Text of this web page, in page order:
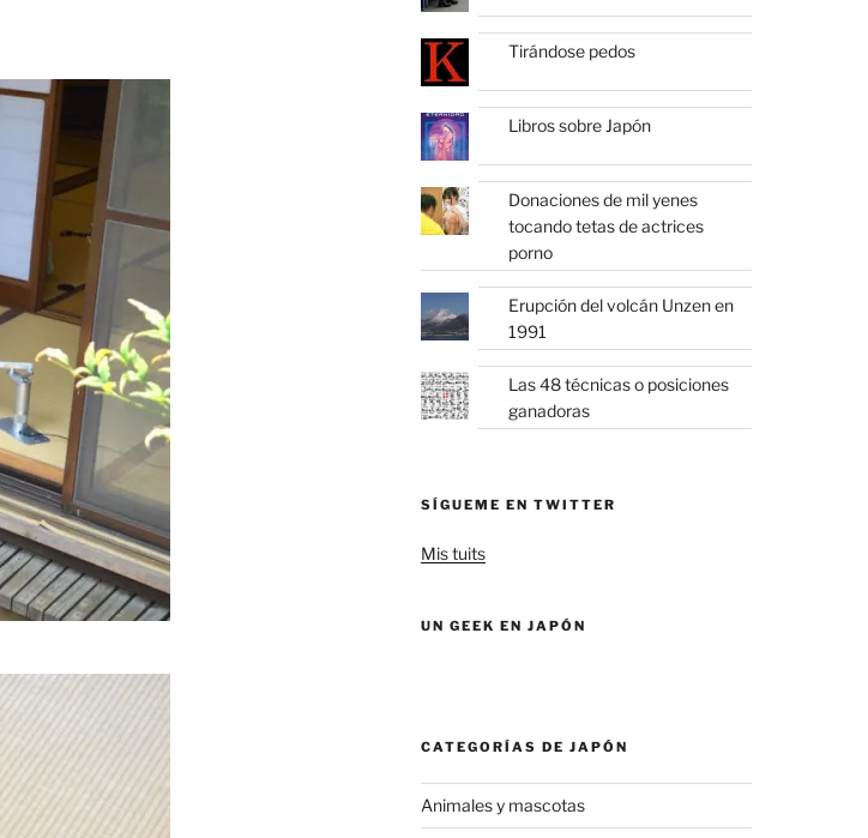
Tirándose pedos
Libros sobre Japón
Donaciones de mil yenes
tocando tetas de actrices
porno
Erupción del volcán Unzen en
1991
Las 48 técnicas o posiciones
ganadoras
SÍGUEME EN TWITTER
Mis tuits
UN GEEK EN JAPÓN
CATEGORÍAS DE JAPÓN
Animales y mascotas